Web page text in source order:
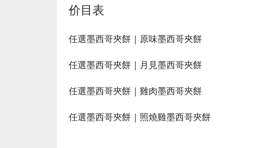
价目表
任選墨西哥夾餅｜原味墨西哥夾餅
任選墨西哥夾餅｜月見墨西哥夾餅
任選墨西哥夾餅｜雞肉墨西哥夾餅
任選墨西哥夾餅｜照燒雞墨西哥夾餅